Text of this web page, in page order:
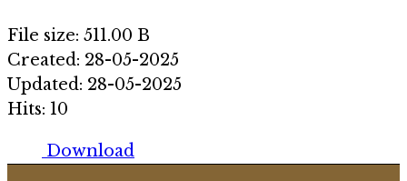
File size: 511.00 B
Created: 28-05-2025
Updated: 28-05-2025
Hits: 10
Download